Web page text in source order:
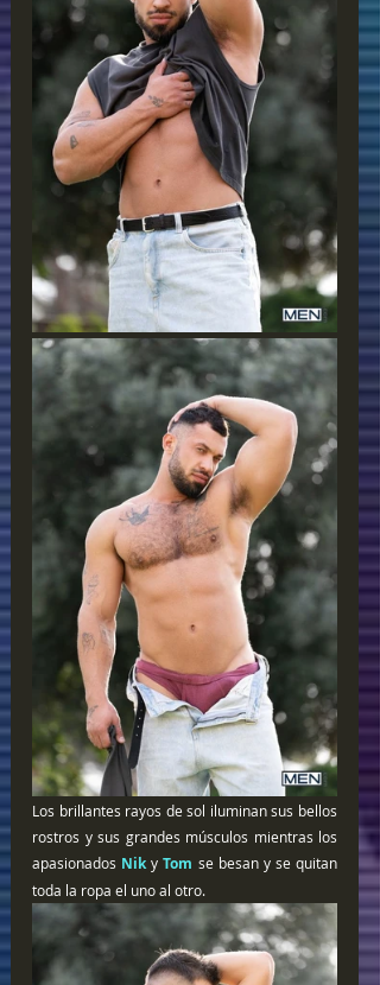
Los brillantes rayos de sol iluminan sus bellos
rostros y sus grandes músculos mientras los
apasionados Nik y Tom se besan y se quitan
toda la ropa el uno al otro.